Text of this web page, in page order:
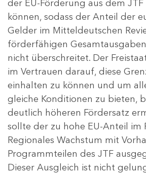
der EU-Förderung aus dem
können, sodass der Anteil der
Gelder im Mitteldeutschen
förderfähigen
nicht überschreitet. Der
im Vertrauen darauf, diese
einhalten zu können und um
gleiche Konditionen zu bieten,
deutlich höheren Fördersatz
sollte der zu hohe EU-Anteil im
Regionales Wachstum mit
Programmteilen des JTF
Dieser Ausgleich ist nicht